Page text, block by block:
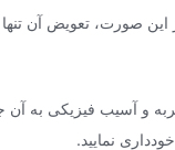
صورت، تعویض آن
و آسیب فیزیکی به آن
نمایید.